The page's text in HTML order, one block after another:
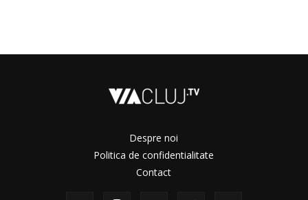
Despre noi
Politica de confidentialitate
Contact